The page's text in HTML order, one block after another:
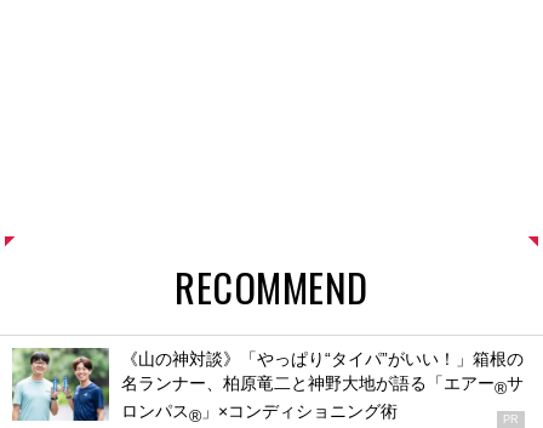
RECOMMEND
《山の神対談》「やっぱり“タイパ”がいい！」箱根の
名ランナー、柏原竜二と神野大地が語る「エアー®サ
ロンパス® 」×コンディショニング術 PR